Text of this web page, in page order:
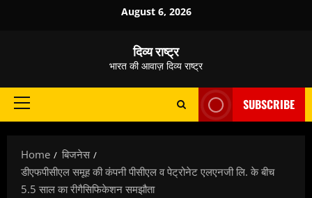
August 6, 2026
दिव्य राष्ट्र
भारत की आवाज़ दिव्य राष्ट्र
Primary
SUBSCRIBE
Home
बिजनेस
डीएफपीसीएल समूह की कंपनी पीसीएल व पेट्रोनेट एलएनजी लि. के बीच
5.5 साल का रीगैसिफिकेशन समझौता